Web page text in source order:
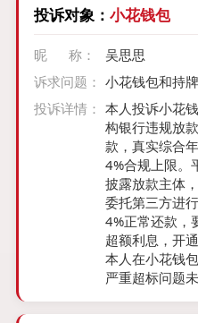
月供893.86元
元分12期月供
以上全部远超
司，银行，助
违规高息放贷
担24%以上的
内重新核算全
部超额利息停
本人保留全部
据
投诉对象： 小花钱包
昵 称：
吴思思
诉求问题： 小花钱包和持
贷
投诉详情： 本人投诉小花
构银行违规放
款，真实综合
4%合规上限。
披露放款主体
委托第三方进
4%正常还款，
超额利息，开
本人在小花钱
严重超标问题